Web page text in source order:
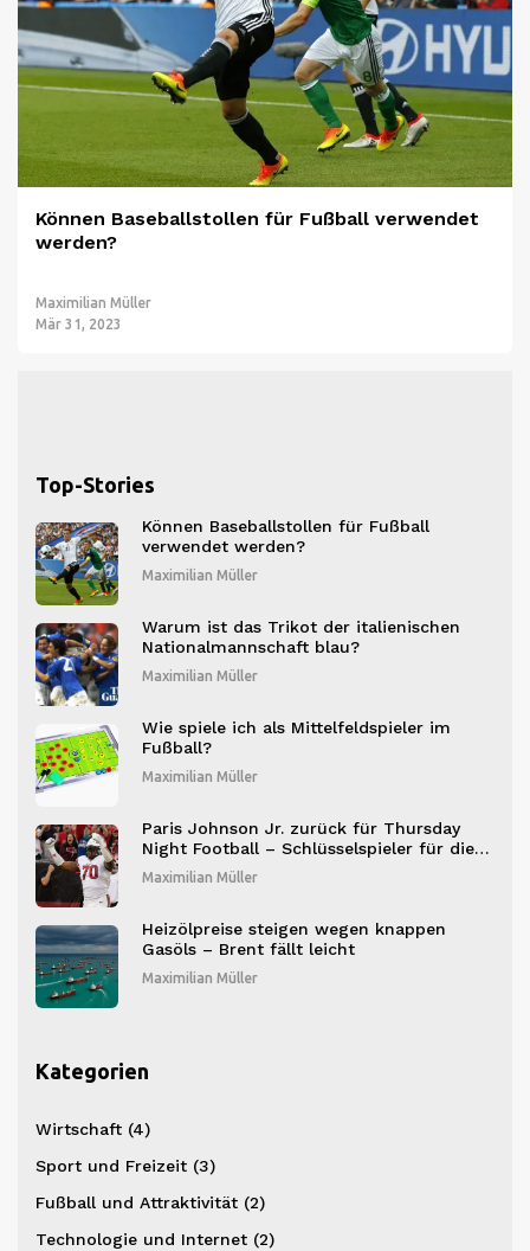
Können Baseballstollen für Fußball verwendet
werden?
Maximilian Müller
Mär 31, 2023
Top-Stories
Können Baseballstollen für Fußball
verwendet werden?
Maximilian Müller
Warum ist das Trikot der italienischen
Nationalmannschaft blau?
Maximilian Müller
Wie spiele ich als Mittelfeldspieler im
Fußball?
Maximilian Müller
Paris Johnson Jr. zurück für Thursday
Night Football – Schlüsselspieler für die
Cardinals
Maximilian Müller
Heizölpreise steigen wegen knappen
Gasöls – Brent fällt leicht
Maximilian Müller
Kategorien
Wirtschaft (4)
Sport und Freizeit (3)
Fußball und Attraktivität (2)
Technologie und Internet (2)